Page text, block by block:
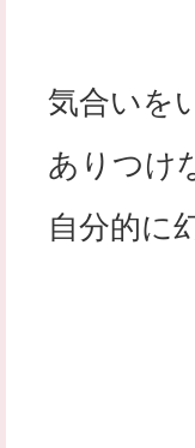
気合いを
ありつけ
自分的に